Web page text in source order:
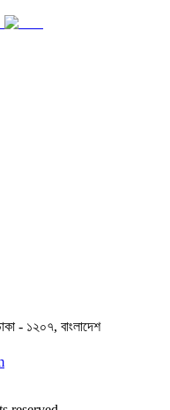
- ১২০৭, বাংলাদেশ